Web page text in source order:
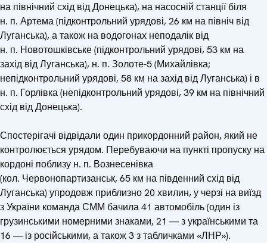
на північний схід від Донецька), на насосній станції біля
н. п. Артема (підконтрольний урядові, 26 км на північ від
Луганська), а також на водогонах неподалік від
н. п. Новотошківське (підконтрольний урядові, 53 км на
захід від Луганська), н. п. Золоте-5 (Михайлівка;
непідконтрольний урядові, 58 км на захід від Луганська) і в
н. п. Горлівка (непідконтрольний урядові, 39 км на північний
схід від Донецька).
Спостерігачі відвідали один прикордонний район, який не
контролюється урядом. Перебуваючи на пункті пропуску на
кордоні поблизу н. п. Вознесенівка
(кол. Червонопартизанськ, 65 км на південний схід від
Луганська) упродовж приблизно 20 хвилин, у черзі на виїзд
з України команда СММ бачила 41 автомобіль (один із
грузинськими номерними знаками, 21 — з українськими та
16 — із російськими, а також 3 з табличками «ЛНР»).